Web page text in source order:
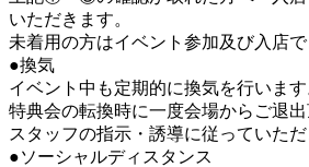
いただきます。
未着用の方はイベント参加及び入店
●換気
イベント中も定期的に換気を行います
特典会の転換時に一度会場からご退出
スタッフの指示・誘導に従っていた
●ソーシャルディスタンス